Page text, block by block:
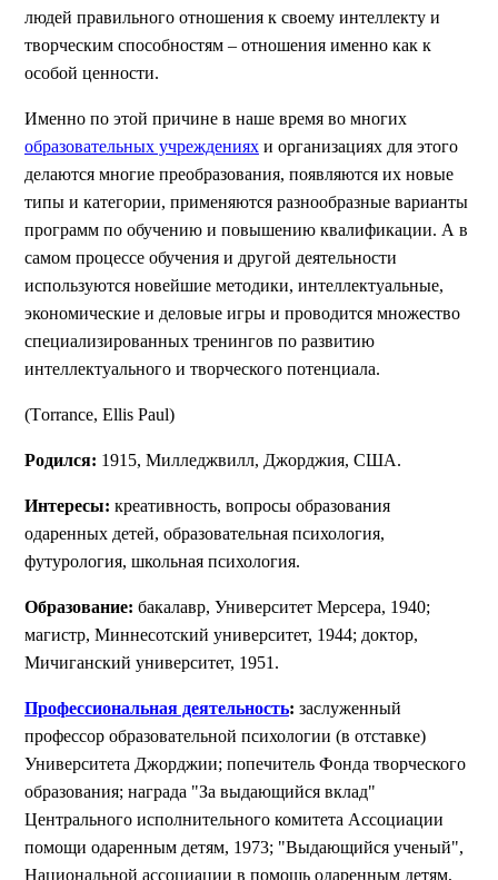
людей правильного отношения к своему интеллекту и
творческим способностям – отношения именно как к
особой ценности.
Именно по этой причине в наше время во многих
образовательных учреждениях и организациях для этого
делаются многие преобразования, появляются их новые
типы и категории, применяются разнообразные варианты
программ по обучению и повышению квалификации. А в
самом процессе обучения и другой деятельности
используются новейшие методики, интеллектуальные,
экономические и деловые игры и проводится множество
специализированных тренингов по развитию
интеллектуального и творческого потенциала.
(Tоrrаnсе, Ellis Paul)
Родился: 1915, Милледжвилл, Джорджия, США.
Интересы: креативность, вопросы образования
одаренных детей, образовательная психология,
футурология, школьная психология.
Образование: бакалавр, Университет Мерсера, 1940;
магистр, Миннесотский университет, 1944; доктор,
Мичиганский университет, 1951.
Профессиональная деятельность: заслуженный
профессор образовательной психологии (в отставке)
Университета Джорджии; попечитель Фонда творческого
образования; награда "За выдающийся вклад"
Центрального исполнительного комитета Ассоциации
помощи одаренным детям, 1973; "Выдающийся ученый",
Национальной ассоциации в помощь одаренным детям,